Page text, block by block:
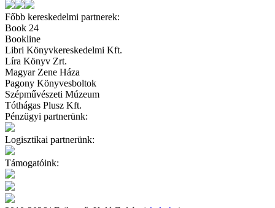
Főbb kereskedelmi partnerek:
Book 24
Bookline
Libri Könyvkereskedelmi Kft.
Líra Könyv Zrt.
Magyar Zene Háza
Pagony Könyvesboltok
Szépművészeti Múzeum
Tóthágas Plusz Kft.
Pénzügyi partnerünk:
Logisztikai partnerünk:
Támogatóink: